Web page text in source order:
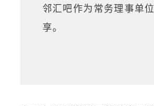
邻汇吧作为常务理事单
享。